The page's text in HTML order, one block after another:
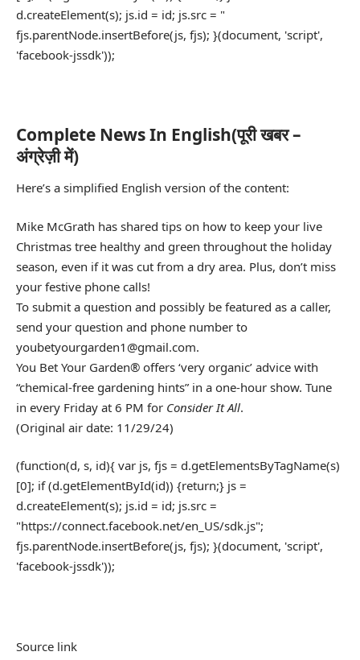
d.createElement(s); js.id = id; js.src = "
fjs.parentNode.insertBefore(js, fjs); }(document, 'script',
'facebook-jssdk'));
Complete News In English(पूरी खबर –
अंग्रेज़ी में)
Here’s a simplified English version of the content:
Mike McGrath has shared tips on how to keep your live
Christmas tree healthy and green throughout the holiday
season, even if it was cut from a dry area. Plus, don’t miss
your festive phone calls!
To submit a question and possibly be featured as a caller,
send your question and phone number to
youbetyourgarden1@gmail.com.
You Bet Your Garden® offers ‘very organic’ advice with
“chemical-free gardening hints” in a one-hour show. Tune
in every Friday at 6 PM for Consider It All.
(Original air date: 11/29/24)
(function(d, s, id){ var js, fjs = d.getElementsByTagName(s)
[0]; if (d.getElementById(id)) {return;} js =
d.createElement(s); js.id = id; js.src =
"https://connect.facebook.net/en_US/sdk.js";
fjs.parentNode.insertBefore(js, fjs); }(document, 'script',
'facebook-jssdk'));
Source link